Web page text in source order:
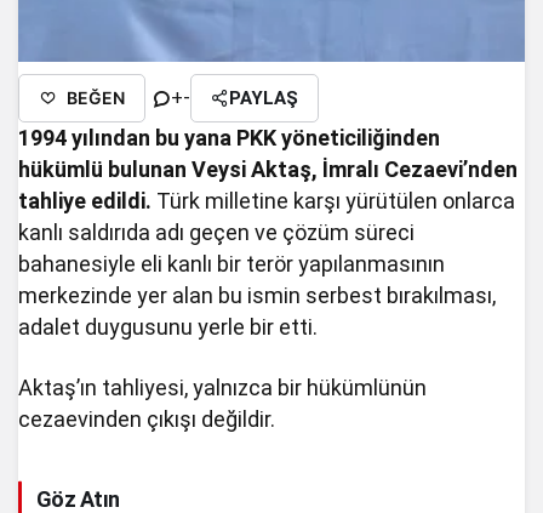
BEĞEN +- PAYLAŞ
1994 yılından bu yana PKK yöneticiliğinden
hükümlü bulunan Veysi Aktaş, İmralı Cezaevi’nden
tahliye edildi. Türk milletine karşı yürütülen onlarca
kanlı saldırıda adı geçen ve çözüm süreci
bahanesiyle eli kanlı bir terör yapılanmasının
merkezinde yer alan bu ismin serbest bırakılması,
adalet duygusunu yerle bir etti.
Aktaş’ın tahliyesi, yalnızca bir hükümlünün
cezaevinden çıkışı değildir.
Göz Atın